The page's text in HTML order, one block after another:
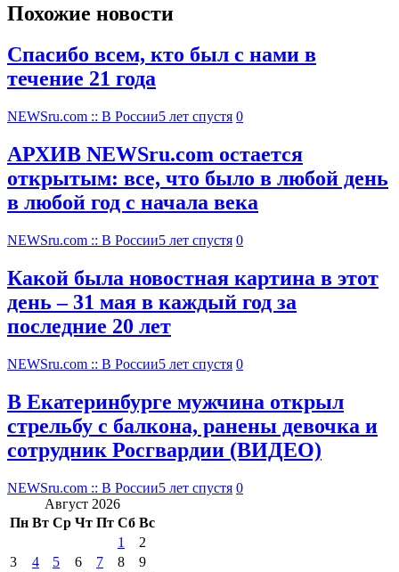
Похожие новости
Спасибо всем, кто был с нами в
течение 21 года
NEWSru.com :: В России5 лет спустя 0
АРХИВ NEWSru.com остается
открытым: все, что было в любой день
в любой год с начала века
NEWSru.com :: В России5 лет спустя 0
Какой была новостная картина в этот
день – 31 мая в каждый год за
последние 20 лет
NEWSru.com :: В России5 лет спустя 0
В Екатеринбурге мужчина открыл
стрельбу с балкона, ранены девочка и
сотрудник Росгвардии (ВИДЕО)
NEWSru.com :: В России5 лет спустя 0
Август 2026
Пн Вт Ср Чт Пт Сб Вс
1
2
3
4 5 6 7 8
9